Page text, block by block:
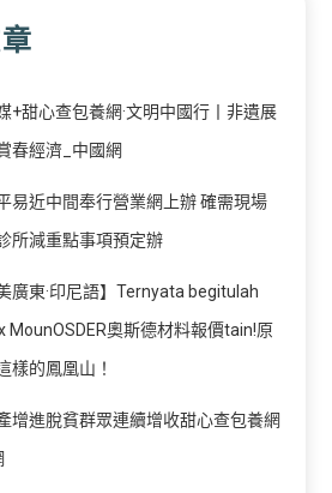
+甜心查包養網·文明中國行丨非遺展
春經濟_中國網
易近中間奉行營業網上辦 確需現場
所減重點事項預定辦
廣東·印尼語】Ternyata begitulah
MounOSDER奧斯德材料報價tain!原
樣的鳳凰山！
增進脫貧群眾連續增收甜心查包養網